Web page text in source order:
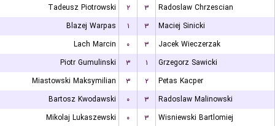
Tadeusz Piotrowski
۲ ۳
Radoslaw Chrzescian
Blazej Warpas
۱ ۳
Maciej Sinicki
Lach Marcin
۰ ۳
Jacek Wieczerzak
Piotr Gumulinski
۳ ۱
Grzegorz Sawicki
Miastowski Maksymilian
۳ ۲
Petas Kacper
Bartosz Kwodawski
۰ ۳
Radoslaw Malinowski
Mikolaj Lukaszewski
۰ ۳
Wisniewski Bartlomiej